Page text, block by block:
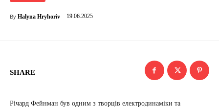
By Halyna Hryhoriv 19.06.2025
SHARE
Річард Фейнман був одним з творців електродинаміки та